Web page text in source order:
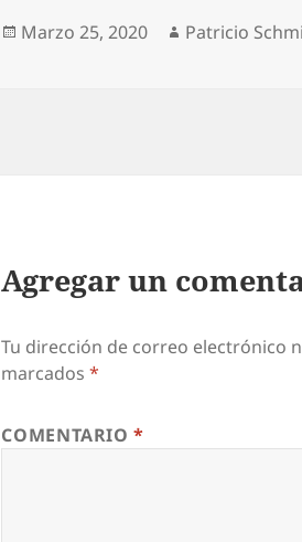
Publicado
Marzo 25, 2020 Autor
Patricio
Agregar un
Tu dirección de correo electrónico
marcados*
COMENTARIO*